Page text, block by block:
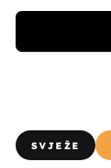
SVJEŽE